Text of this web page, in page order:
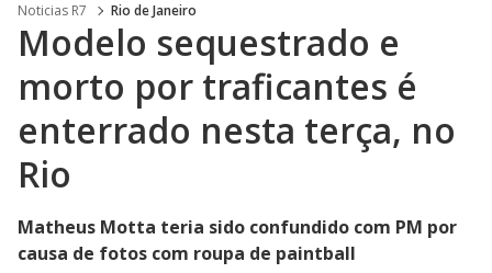
Noticias R7 Rio de Janeiro
Modelo sequestrado e
morto por traficantes é
enterrado nesta terça, no
Rio
Matheus Motta teria sido confundido com PM por
causa de fotos com roupa de paintball